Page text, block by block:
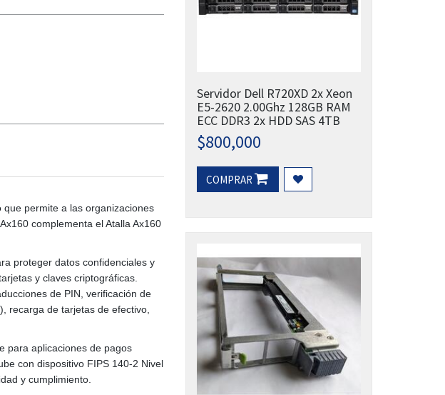
que permite a las organizaciones
complementa el Atalla Ax160
proteger datos confidenciales y
y claves criptográficas.
de PIN, verificación de
recarga de tarjetas de efectivo,
para aplicaciones de pagos
con dispositivo FIPS 140-2 Nivel
y cumplimiento.
Servidor Dell R720XD 2x Xeon
E5-2620 2.00Ghz 128GB RAM
ECC DDR3 2x HDD SAS 4TB
$800,000
COMPRAR